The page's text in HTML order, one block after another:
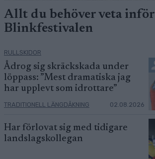
Allt du behöver veta inför
Blinkfestivalen
RULLSKIDOR
Ådrog sig skräckskada under
löppass: ”Mest dramatiska jag
har upplevt som idrottare”
TRADITIONELL LÄNGDÅKNING 02.08.2026
Har förlovat sig med tidigare
landslagskollegan